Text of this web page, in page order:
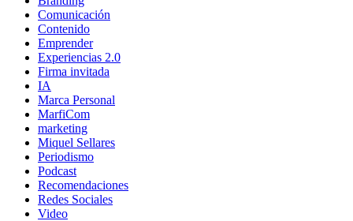
Comunicación
Contenido
Emprender
Experiencias 2.0
Firma invitada
IA
Marca Personal
MarfiCom
marketing
Miquel Sellares
Periodismo
Podcast
Recomendaciones
Redes Sociales
Video